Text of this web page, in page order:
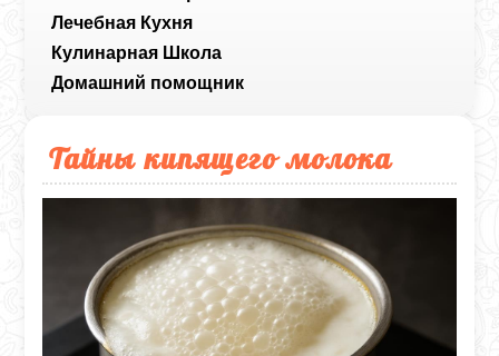
Лечебная Кухня
Кулинарная Школа
Домашний помощник
Тайны кипящего молока